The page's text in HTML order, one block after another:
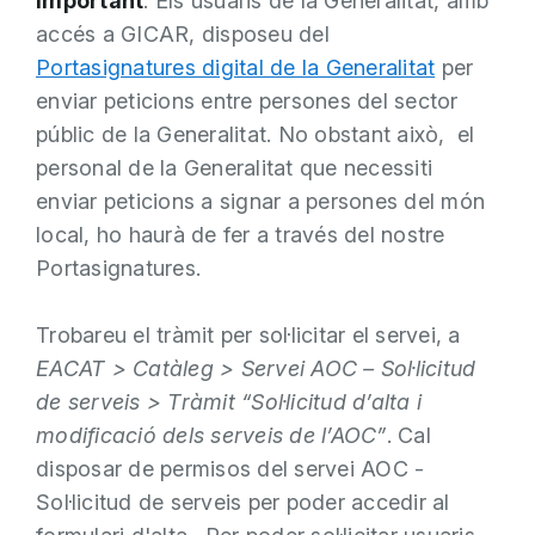
accés a GICAR, disposeu del
Portasignatures digital de la Generalitat per
enviar peticions entre persones del sector
públic de la Generalitat. No obstant això, el
personal de la Generalitat que necessiti
enviar peticions a signar a persones del món
local, ho haurà de fer a través del nostre
Portasignatures.
Trobareu el tràmit per sol·licitar el servei, a
EACAT > Catàleg > Servei AOC – Sol·licitud
de serveis > Tràmit “Sol·licitud d’alta i
modificació dels serveis de l’AOC”. Cal
disposar de permisos del servei AOC -
Sol·licitud de serveis per poder accedir al